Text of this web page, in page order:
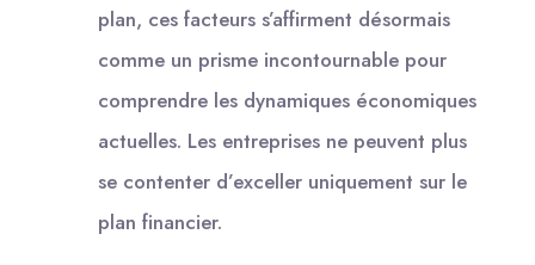
plan, ces facteurs s’affirment désormais
comme un prisme incontournable pour
comprendre les dynamiques économiques
actuelles. Les entreprises ne peuvent plus
se contenter d’exceller uniquement sur le
plan financier.